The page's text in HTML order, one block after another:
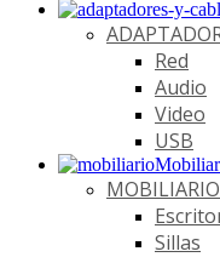
Red
Audio
Video
USB
Sillas